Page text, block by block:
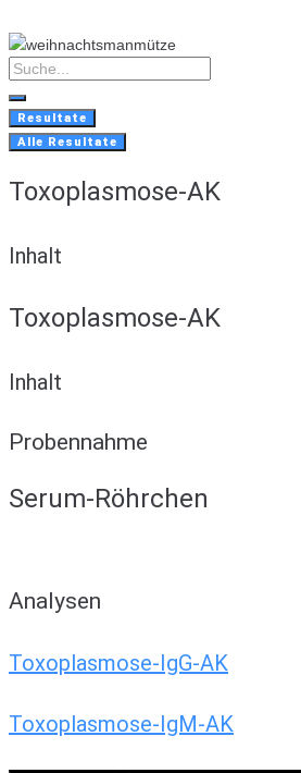
to
content
Search
...
Resultate
Alle Resultate
Toxoplasmose-AK
Inhalt
Toxoplasmose-AK
Inhalt
Probennahme
Serum-Röhrchen
Analysen
Toxoplasmose-IgG-AK
Toxoplasmose-IgM-AK